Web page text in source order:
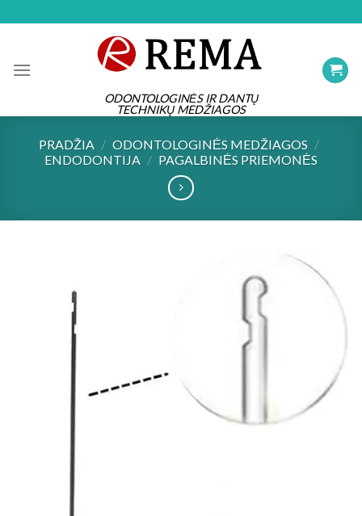
ODONTOLOGINĖS IR DANTŲ
TECHNIKŲ MEDŽIAGOS
PRADŽIA / ODONTOLOGINĖS MEDŽIAGOS /
ENDODONTIJA / PAGALBINĖS PRIEMONĖS